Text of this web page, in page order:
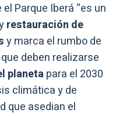
Parque Iberá “es un
restauración de
y marca el rumbo de
deben realizarse
planetapara el 2030
climática y de
que asedian el